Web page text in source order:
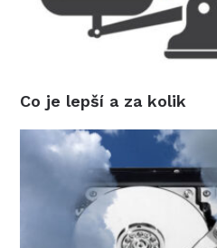
Co je lepší a za kolik